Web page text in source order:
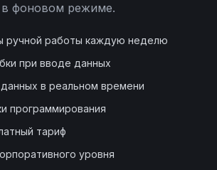
в фоновом режиме.
ручной работы каждую неделю
при вводе данных
в реальном времени
программирования
тариф
уровня